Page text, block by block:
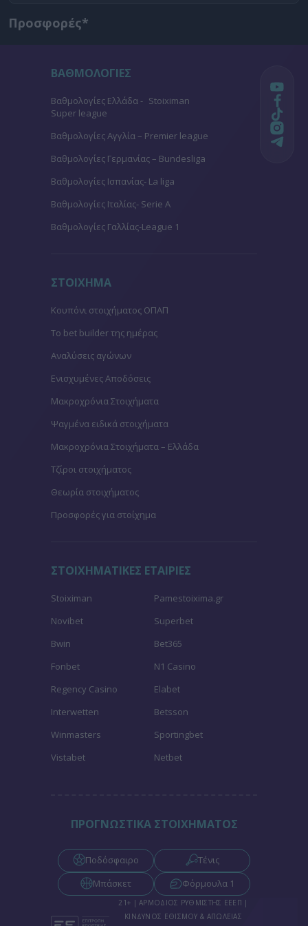
Προσφορές*
ΒΑΘΜΟΛΟΓΙΕΣ
Βαθμολογίες Ελλάδα - Stoiximan
Super league
Βαθμολογίες Aγγλία – Premier league
Βαθμολογίες Γερμανίας – Bundesliga
Βαθμολογίες Ισπανίας- La liga
Βαθμολογίες Ιταλίας- Serie A
Βαθμολογίες Γαλλίας-League 1
ΣΤΟΙΧΗΜΑ
Κουπόνι στοιχήματος ΟΠΑΠ
To bet builder της ημέρας
Αναλύσεις αγώνων
Ενισχυμένες Αποδόσεις
Μακροχρόνια Στοιχήματα
Ψαγμένα ειδικά στοιχήματα
Μακροχρόνια Στοιχήματα – Ελλάδα
Τζίροι στοιχήματος
Θεωρία στοιχήματος
Προσφορές για στοίχημα
ΣΤΟΙΧΗΜΑΤΙΚΕΣ ΕΤΑΙΡΙΕΣ
Stoiximan
Pamestoixima.gr
Novibet
Superbet
Bwin
Bet365
Fonbet
N1 Casino
Regency Casino
Elabet
Interwetten
Betsson
Winmasters
Sportingbet
Vistabet
Netbet
ΠΡΟΓΝΩΣΤΙΚΑ ΣΤΟΙΧΗΜΑΤΟΣ
Ποδόσφαιρο
Τένις
Μπάσκετ
Φόρμουλα 1
21+ | ΑΡΜΟΔΙΟΣ ΡΥΘΜΙΣΤΗΣ ΕΕΕΠ |
ΚΙΝΔΥΝΟΣ ΕΘΙΣΜΟΥ & ΑΠΩΛΕΙΑΣ